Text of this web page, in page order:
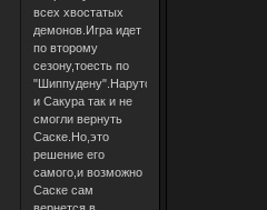
всех хвостатых
демонов.Игра идет
по второму
сезону,тоесть по
"Шиппудену".Наруто
и Сакура так и не
смогли вернуть
Саске.Но,это
решение его
самого,и возможно
Саске сам
вернется в